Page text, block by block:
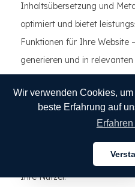
Wir verwenden Cookies,
beste Erfahrung auf
Inhaltsübersetzung und
optimiert und bietet
Funktionen für Ihre Website
generieren und in
ranken Ergebnisse erzielen
Suchmaschinen gewinnen.
Wenn Ihr Ziel globales
Strategie, die die Suche
verstehen und schätzen
Ihre Nutzer.
Deutsch